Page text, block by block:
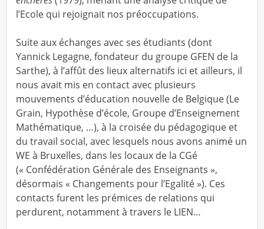
l’Ecole qui rejoignait nos préoccupations.
Suite aux échanges avec ses étudiants (dont
Yannick Legagne, fondateur du groupe GFEN de la
Sarthe), à l’affût des lieux alternatifs ici et ailleurs, il
nous avait mis en contact avec plusieurs
mouvements d’éducation nouvelle de Belgique (Le
Grain, Hypothèse d’école, Groupe d’Enseignement
Mathématique, …), à la croisée du pédagogique et
du travail social, avec lesquels nous avons animé un
WE à Bruxelles, dans les locaux de la CGé
(« Confédération Générale des Enseignants »,
désormais « Changements pour l’Egalité »). Ces
contacts furent les prémices de relations qui
perdurent, notamment à travers le LIEN…